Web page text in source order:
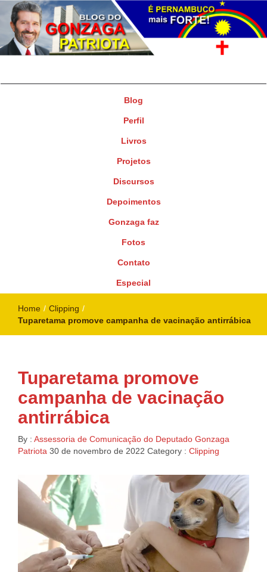
Blog
Perfil
Livros
Projetos
Discursos
Depoimentos
Gonzaga faz
Fotos
Contato
Especial
Home / Clipping /
Tuparetama promove campanha de vacinação antirrábica
Tuparetama promove
campanha de vacinação
antirrábica
By : Assessoria de Comunicação do Deputado Gonzaga
Patriota 30 de novembro de 2022 Category : Clipping